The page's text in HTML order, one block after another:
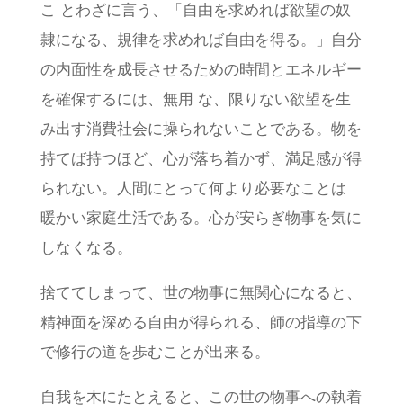
こ とわざに言う、「自由を求めれば欲望の奴
隷になる、規律を求めれば自由を得る。」自分
の内面性を成長させるための時間とエネルギー
を確保するには、無用 な、限りない欲望を生
み出す消費社会に操られないことである。物を
持てば持つほど、心が落ち着かず、満足感が得
られない。人間にとって何より必要なことは
暖かい家庭生活である。心が安らぎ物事を気に
しなくなる。
捨ててしまって、世の物事に無関心になると、
精神面を深める自由が得られる、師の指導の下
で修行の道を歩むことが出来る。
自我を木にたとえると、この世の物事への執着